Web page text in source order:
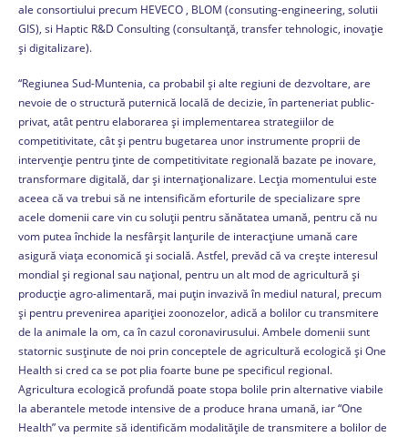
ale consortiului precum HEVECO , BLOM (consuting-engineering, solutii
GIS), si Haptic R&D Consulting (consultanță, transfer tehnologic, inovație
și digitalizare).
“Regiunea Sud-Muntenia, ca probabil și alte regiuni de dezvoltare, are
nevoie de o structură puternică locală de decizie, în parteneriat public-
privat, atât pentru elaborarea și implementarea strategiilor de
competitivitate, cât și pentru bugetarea unor instrumente proprii de
intervenție pentru ținte de competitivitate regională bazate pe inovare,
transformare digitală, dar și internaționalizare. Lecția momentului este
aceea că va trebui să ne intensificăm eforturile de specializare spre
acele domenii care vin cu soluții pentru sănătatea umană, pentru că nu
vom putea închide la nesfârșit lanțurile de interacțiune umană care
asigură viața economică și socială. Astfel, prevăd că va crește interesul
mondial și regional sau național, pentru un alt mod de agricultură și
producție agro-alimentară, mai puțin invazivă în mediul natural, precum
și pentru prevenirea apariției zoonozelor, adică a bolilor cu transmitere
de la animale la om, ca în cazul coronavirusului. Ambele domenii sunt
statornic susținute de noi prin conceptele de agricultură ecologică și One
Health si cred ca se pot plia foarte bune pe specificul regional.
Agricultura ecologică profundă poate stopa bolile prin alternative viabile
la aberantele metode intensive de a produce hrana umană, iar “One
Health” va permite să identificăm modalitățile de transmitere a bolilor de